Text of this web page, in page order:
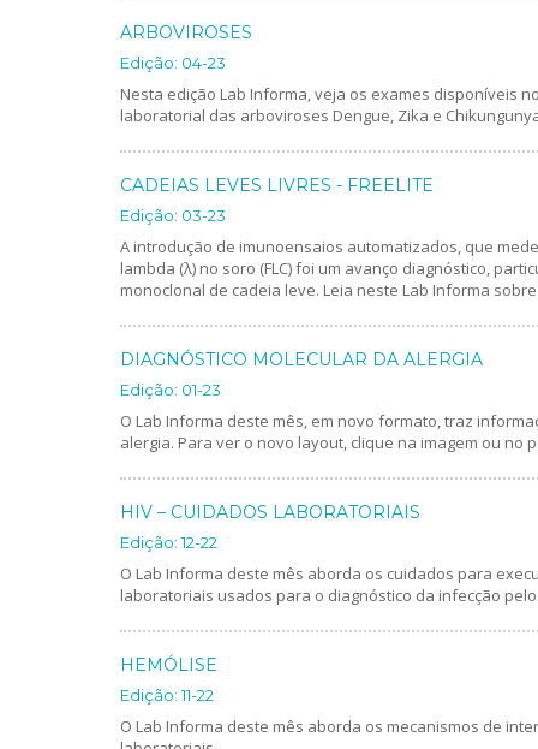
ARBOVIROSES
Edição: 04-23
Nesta edição Lab Informa, veja os exames disponíveis
laboratorial das arboviroses Dengue, Zika e
CADEIAS LEVES LIVRES - FREELITE
Edição: 03-23
A introdução de imunoensaios automatizados, que
lambda (λ) no soro (FLC) foi um avanço diagnóstico,
monoclonal de cadeia leve. Leia neste Lab Informa
DIAGNÓSTICO MOLECULAR DA ALERGIA
Edição: 01-23
O Lab Informa deste mês, em novo formato, traz
alergia. Para ver o novo layout, clique na imagem ou no
HIV – CUIDADOS LABORATORIAIS
Edição: 12-22
O Lab Informa deste mês aborda os cuidados para
laboratoriais usados para o diagnóstico da infecção pelo
HEMÓLISE
Edição: 11-22
O Lab Informa deste mês aborda os mecanismos de